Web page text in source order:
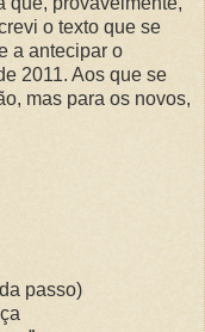
o texto que se
a antecipar o
2011. Aos que se
mas para os novos,
passo)